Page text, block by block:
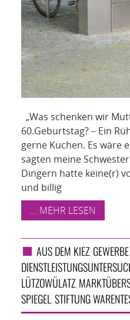
„Was schenken wir
60.Geburtstag? – Ein
gerne Kuchen. Es wäre
sagten meine
Dingern hatte keine(r)
und billig
... MEHR LESEN
AUS DEM KIEZ,
LÜTZOWÜLATZ,
SPIEGEL ,STIFTUNG